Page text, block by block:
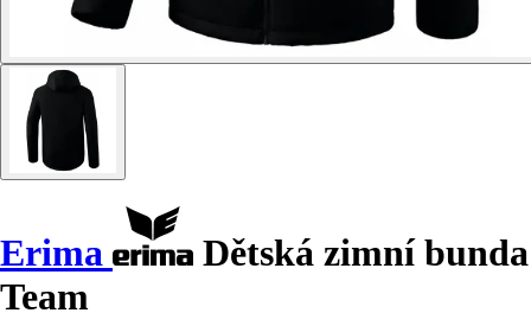
Erima
Dětská zimní bunda
Team